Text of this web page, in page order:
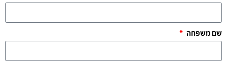
שם משפחה